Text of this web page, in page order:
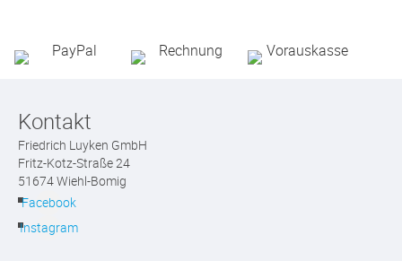
Kontakt
Friedrich Luyken GmbH
Fritz-Kotz-Straße 24
51674 Wiehl-Bomig
Facebook
Instagram